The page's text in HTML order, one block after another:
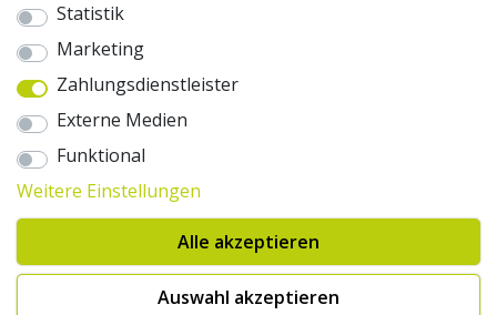
WIR VERSENDEN MIT
AUSZEICHNUNGEN & SICHERHEIT
© 2026 pentagonsports.de
Pentagon Sports GmbH & Co. KG
Daten­schutz­erklärung
Hinweise zur Batterieentsorgung
Cookie-Einstellungen ändern
Erklärung zur Barrierefreiheit
* Alle Preise inkl. gesetzlicher Mehrwertsteuer zuzüglich Versandkosten. Die
durchgestrichenen Preise entsprechen der UVP des Herstellers. 1nur bei
Statistik
Marketing
Zahlungsdienstleister
Externe Medien
Funktional
Weitere Einstellungen
Alle akzeptieren
Auswahl akzeptieren